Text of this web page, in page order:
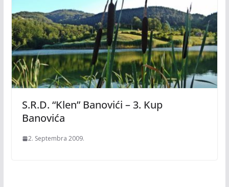
S.R.D. “Klen” Banovići – 3. Kup
Banovića
2. Septembra 2009.